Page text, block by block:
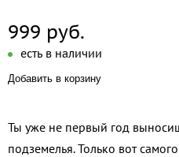
999 руб.
есть в наличии
Добавить в корзину
Ты уже не первый год
подземелья. Только вот